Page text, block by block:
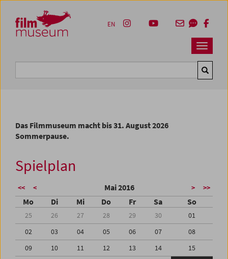
Zum Inhalt
Zum Hauptmenü
Zur Servicenavigation
Zum Suche
Navbar
EN
Das Filmmuseum macht bis 31. August 2026
Sommerpause.
Spielplan
<< < Mai 2016 > >>
Mo Di Mi Do Fr Sa So
25 26 27 28 29 30
01
02
03 04 05 06 07
08
09
10 11 12 13 14
15